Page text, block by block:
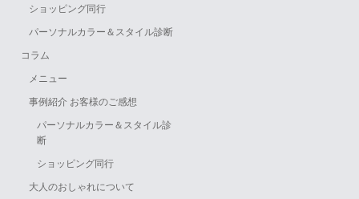
ショッピング同行
パーソナルカラー＆スタイル診断
コラム
メニュー
事例紹介 お客様のご感想
パーソナルカラー＆スタイル診
断
ショッピング同行
大人のおしゃれについて